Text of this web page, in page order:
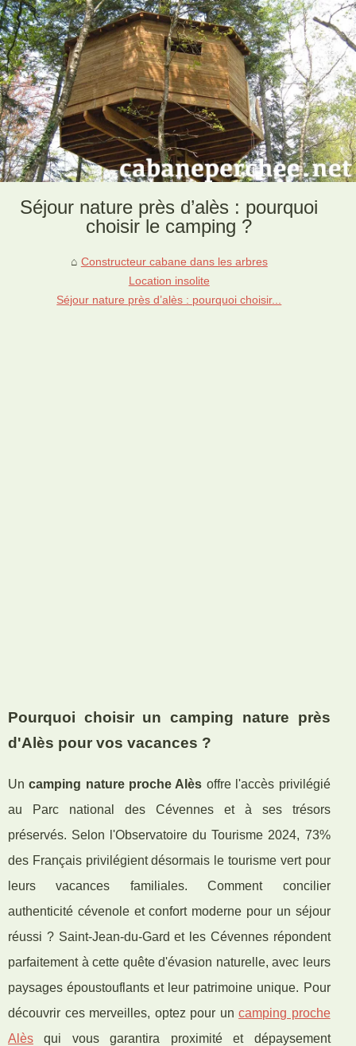
Séjour nature près d’alès : pourquoi
choisir le camping ?
Constructeur cabane dans les arbres
Location insolite
Séjour nature près d’alès : pourquoi choisir...
Pourquoi choisir un camping nature près
d'Alès pour vos vacances ?
Uncamping nature proche Alès offre l'accès privilégié
au Parc national des Cévennes et à ses trésors
préservés. Selon l'Observatoire du Tourisme 2024, 73%
des Français privilégient désormais le tourisme vert pour
leurs vacances familiales. Comment concilier
authenticité cévenole et confort moderne pour un séjour
réussi ? Saint-Jean-du-Gard et les Cévennes répondent
parfaitement à cette quête d'évasion naturelle, avec leurs
paysages époustouflants et leur patrimoine unique. Pour
découvrir ces merveilles, optez pour uncamping proche
Alès qui vous garantira proximité et dépaysement